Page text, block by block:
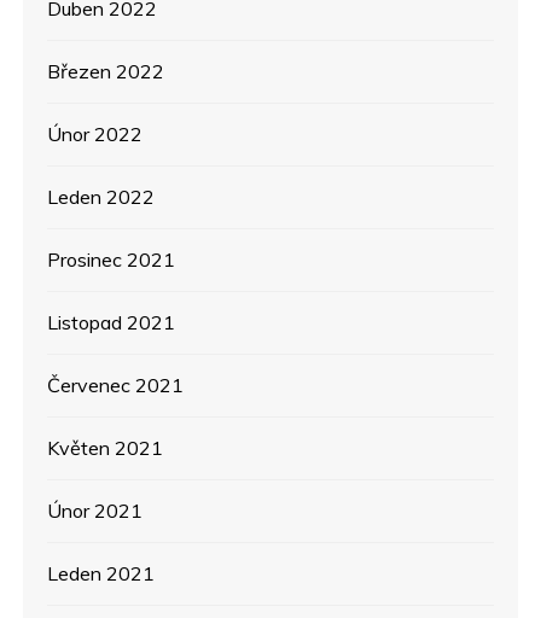
Duben 2022
Březen 2022
Únor 2022
Leden 2022
Prosinec 2021
Listopad 2021
Červenec 2021
Květen 2021
Únor 2021
Leden 2021